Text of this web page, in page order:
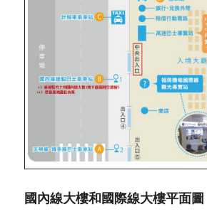
國內線大樓和國際線大樓平面圖